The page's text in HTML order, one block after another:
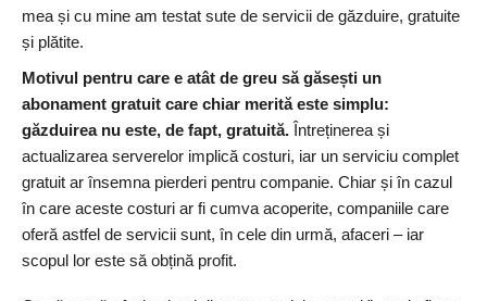
mea și cu mine am testat sute de servicii de găzduire, gratuite
și plătite.
Motivul pentru care e atât de greu să găsești un
abonament gratuit care chiar merită este simplu:
găzduirea nu este, de fapt, gratuită. Întreținerea și
actualizarea serverelor implică costuri, iar un serviciu complet
gratuit ar însemna pierderi pentru companie. Chiar și în cazul
în care aceste costuri ar fi cumva acoperite, companiile care
oferă astfel de servicii sunt, în cele din urmă, afaceri – iar
scopul lor este să obțină profit.